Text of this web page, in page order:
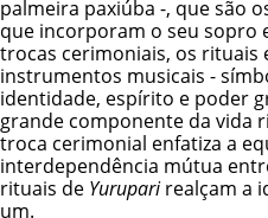
palmeira paxiúba -, que são
que incorporam o seu sopro
trocas cerimoniais, os rituais
instrumentos musicais -
identidade, espírito e poder
grande componente da vida
troca cerimonial enfatiza a
interdependência mútua
rituais de Yuruparirealçam a
um.